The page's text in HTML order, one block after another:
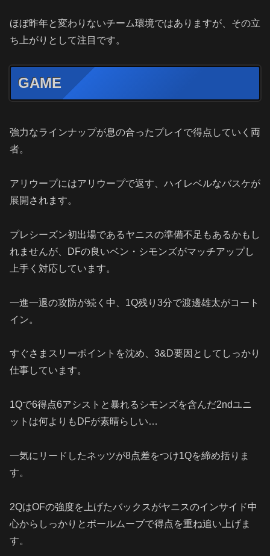
ほぼ昨年と変わりないチーム環境ではありますが、その立
ち上がりとして注目です。
GAME
強力なラインナップが息の合ったプレイで得点していく両
者。
アリウープにはアリウープで返す、ハイレベルなバスケが
展開されます。
プレシーズン初出場であるヤニスの準備不足もあるかもし
れませんが、DFの良いベン・シモンズがマッチアップし
上手く対応しています。
一進一退の攻防が続く中、1Q残り3分で渡邊雄太がコート
イン。
すぐさまスリーポイントを沈め、3&D要因としてしっかり
仕事しています。
1Qで6得点6アシストと暴れるシモンズを含んだ2ndユニ
ットは何よりもDFが素晴らしい…
一気にリードしたネッツが8点差をつけ1Qを締め括りま
す。
2QはOFの強度を上げたバックスがヤニスのインサイド中
心からしっかりとボールムーブで得点を重ね追い上げま
す。